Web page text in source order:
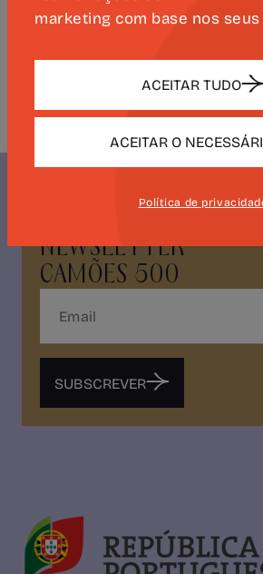
celebração que reforçou o
anos do nascimento de
NEWSLETTER
CAMÕES 500
SUBSCREVER
marketing com base nos
ACEITAR TUDO
ACEITAR O
Política de